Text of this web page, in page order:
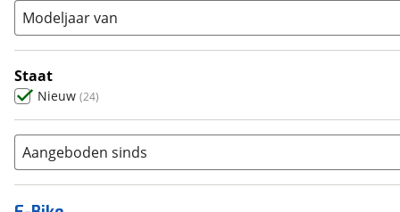
Modeljaar van
Staat
Nieuw (24)
Aangeboden sinds